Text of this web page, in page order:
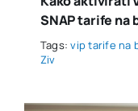
SNAP tarife na
Tags:vip tarife na
Ziv